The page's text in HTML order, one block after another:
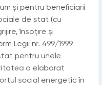
și pentru beneficiarii
de stat (cu
însoțire și
Legii nr. 499/1999
pentru unele
a elaborat
social energetic în